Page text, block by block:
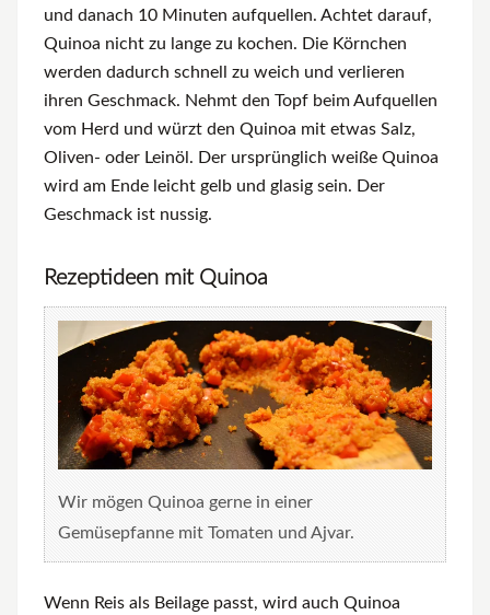
und danach 10 Minuten aufquellen. Achtet darauf,
Quinoa nicht zu lange zu kochen. Die Körnchen
werden dadurch schnell zu weich und verlieren
ihren Geschmack. Nehmt den Topf beim Aufquellen
vom Herd und würzt den Quinoa mit etwas Salz,
Oliven- oder Leinöl. Der ursprünglich weiße Quinoa
wird am Ende leicht gelb und glasig sein. Der
Geschmack ist nussig.
Rezeptideen mit Quinoa
Wir mögen Quinoa gerne in einer
Gemüsepfanne mit Tomaten und Ajvar.
Wenn Reis als Beilage passt, wird auch Quinoa